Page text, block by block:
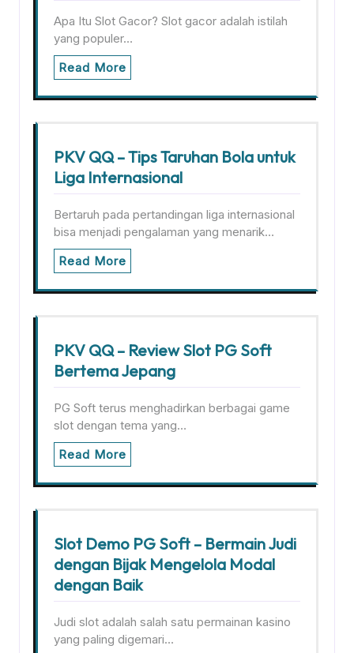
Apa Itu Slot Gacor? Slot gacor adalah istilah
yang populer…
Read More
PKV QQ – Tips Taruhan Bola untuk
Liga Internasional
Bertaruh pada pertandingan liga internasional
bisa menjadi pengalaman yang menarik…
Read More
PKV QQ – Review Slot PG Soft
Bertema Jepang
PG Soft terus menghadirkan berbagai game
slot dengan tema yang…
Read More
Slot Demo PG Soft – Bermain Judi
dengan Bijak Mengelola Modal
dengan Baik
Judi slot adalah salah satu permainan kasino
yang paling digemari…